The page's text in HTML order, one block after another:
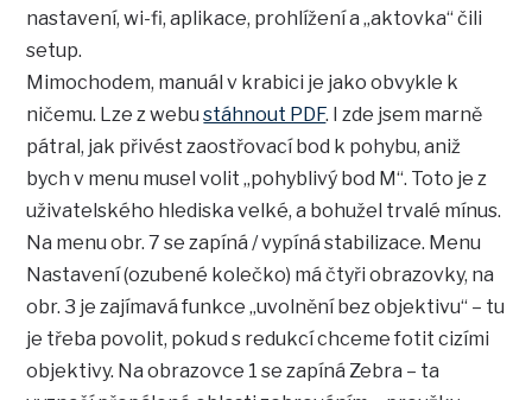
nastavení, wi-fi, aplikace, prohlížení a „aktovka“ čili
setup.
Mimochodem, manuál v krabici je jako obvykle k
ničemu. Lze z webustáhnout PDF. I zde jsem marně
pátral, jak přivést zaostřovací bod k pohybu, aniž
bych v menu musel volit „pohyblivý bod M“. Toto je z
uživatelského hlediska velké, a bohužel trvalé mínus.
Na menu obr. 7 se zapíná / vypíná stabilizace. Menu
Nastavení (ozubené kolečko) má čtyři obrazovky, na
obr. 3 je zajímavá funkce „uvolnění bez objektivu“ – tu
je třeba povolit, pokud s redukcí chceme fotit cizími
objektivy. Na obrazovce 1 se zapíná Zebra – ta